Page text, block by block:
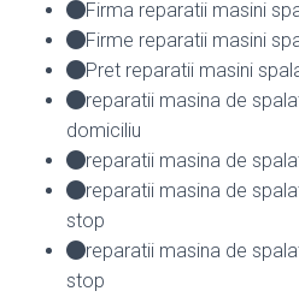
Firma reparatii masini
Firme reparatii masini
Pret reparatii masini
reparatii masina de
domiciliu
reparatii masina de
reparatii masina de
stop
reparatii masina de
stop